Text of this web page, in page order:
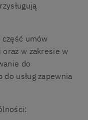
umów
w zakresie w
do
usług zapewnia